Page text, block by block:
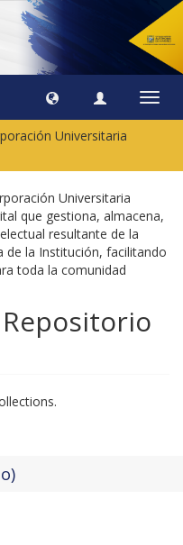
Universitaria
Universitaria
que gestiona, almacena,
resultante de la
de la Institución, facilitando
toda la comunidad